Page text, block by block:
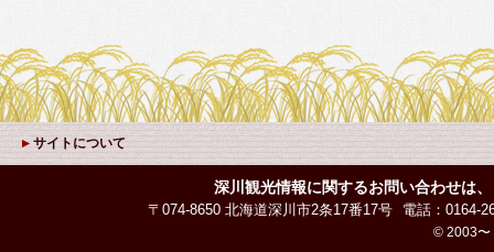
サイトについて
深川観光情報に関するお問い合わせは、
〒074-8650 北海道深川市2条17番17号 電話：0164-
© 2003〜